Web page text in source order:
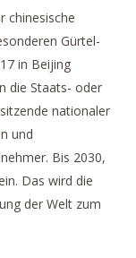
chinesische
Gürtel-
in Beijing
die Staats- oder
nationaler
und
Bis 2030,
Das wird die
der Welt zum